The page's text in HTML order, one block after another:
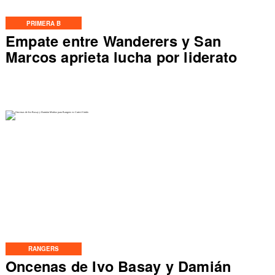
PRIMERA B
Empate entre Wanderers y San
Marcos aprieta lucha por liderato
RANGERS
Oncenas de Ivo Basay y Damián